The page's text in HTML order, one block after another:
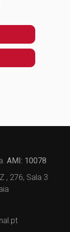
AMI: 10078
, 276, Sala 3